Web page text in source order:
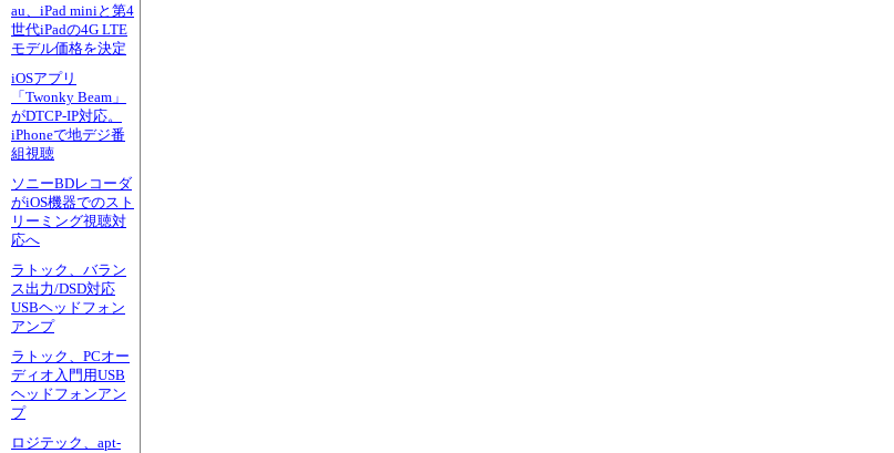
au、iPad miniと第4
世代iPadの4G LTE
モデル価格を決定
iOSアプリ
「Twonky Beam」
がDTCP-IP対応。
iPhoneで地デジ番
組視聴
ソニーBDレコーダ
がiOS機器でのスト
リーミング視聴対
応へ
ラトック、バラン
ス出力/DSD対応
USBヘッドフォン
アンプ
ラトック、PCオー
ディオ入門用USB
ヘッドフォンアン
プ
ロジテック、apt-